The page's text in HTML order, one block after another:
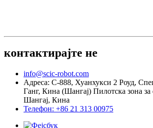
контактирајте не
info@scic-robot.com
Адреса: C-888, Хуанхукси 2 Роуд,
Ганг, Кина (Шангај) Пилотска зона за
Шангај, Кина
Телефон: +86 21 313 00975